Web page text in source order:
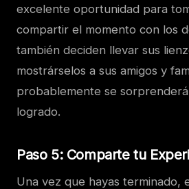
excelente oportunidad para
compartir el momento con los
también deciden llevar sus
mostrárselos a sus amigos y
probablemente se
logrado.
Paso 5: Comparte tu
Una vez que hayas terminado,